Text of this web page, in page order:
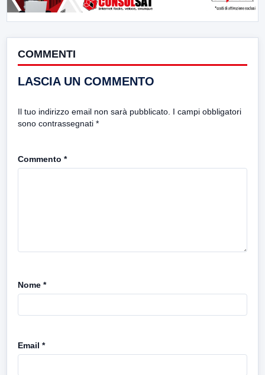
COMMENTI
LASCIA UN COMMENTO
Il tuo indirizzo email non sarà pubblicato. I campi obbligatori
sono contrassegnati *
Commento *
Nome *
Email *